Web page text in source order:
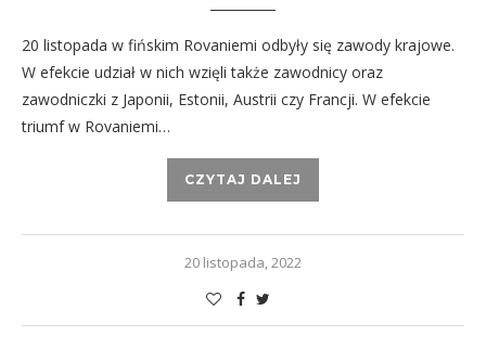
20 listopada w fińskim Rovaniemi odbyły się zawody krajowe.
W efekcie udział w nich wzięli także zawodnicy oraz
zawodniczki z Japonii, Estonii, Austrii czy Francji. W efekcie
triumf w Rovaniemi…
CZYTAJ DALEJ
20 listopada, 2022